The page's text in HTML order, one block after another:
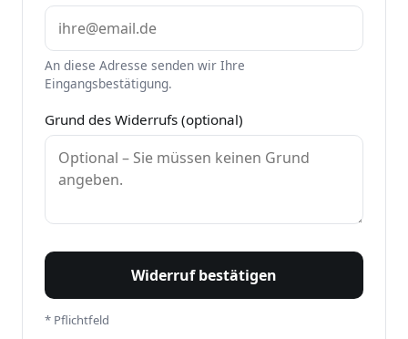
An diese Adresse senden wir Ihre
Eingangsbestätigung.
Grund des Widerrufs (optional)
Widerruf bestätigen
* Pflichtfeld